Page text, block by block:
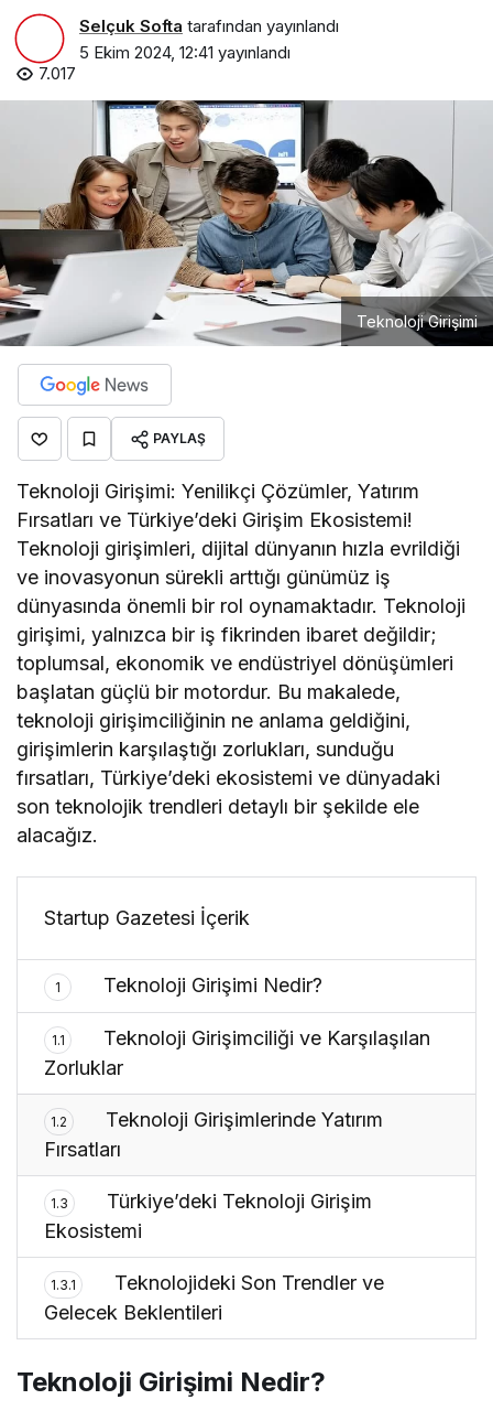
Selçuk Softa tarafından yayınlandı
5 Ekim 2024, 12:41 yayınlandı
7.017
Teknoloji Girişimi
PAYLAŞ
Teknoloji Girişimi: Yenilikçi Çözümler, Yatırım
Fırsatları ve Türkiye’deki Girişim Ekosistemi!
Teknoloji girişimleri, dijital dünyanın hızla evrildiği
ve inovasyonun sürekli arttığı günümüz iş
dünyasında önemli bir rol oynamaktadır. Teknoloji
girişimi, yalnızca bir iş fikrinden ibaret değildir;
toplumsal, ekonomik ve endüstriyel dönüşümleri
başlatan güçlü bir motordur. Bu makalede,
teknoloji girişimciliğinin ne anlama geldiğini,
girişimlerin karşılaştığı zorlukları, sunduğu
fırsatları, Türkiye’deki ekosistemi ve dünyadaki
son teknolojik trendleri detaylı bir şekilde ele
alacağız.
Startup Gazetesi İçerik
1 Teknoloji Girişimi Nedir?
1.1
Teknoloji Girişimciliği ve Karşılaşılan
Zorluklar
1.2
Teknoloji Girişimlerinde Yatırım
Fırsatları
1.3
Türkiye’deki Teknoloji Girişim
Ekosistemi
1.3.1
Teknolojideki Son Trendler ve
Gelecek Beklentileri
Teknoloji Girişimi Nedir?